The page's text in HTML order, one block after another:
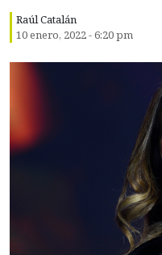
Raúl Catalán
10 enero, 2022 - 6:20 pm